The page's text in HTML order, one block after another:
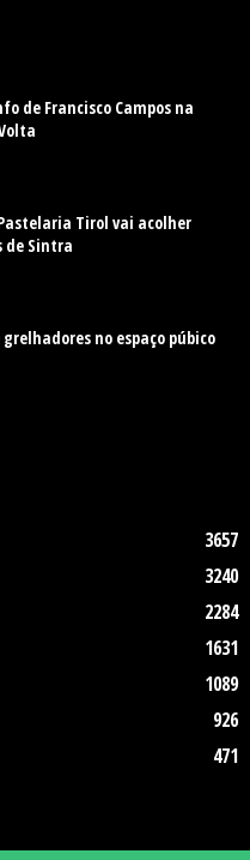
de Francisco Campos na
Tirol vai acolher
de Sintra
grelhadores no espaço púbico
3657
3240
2284
1631
1089
926
471